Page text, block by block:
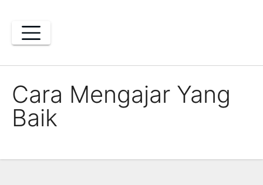
content
Cara Mengajar Yang
Baik